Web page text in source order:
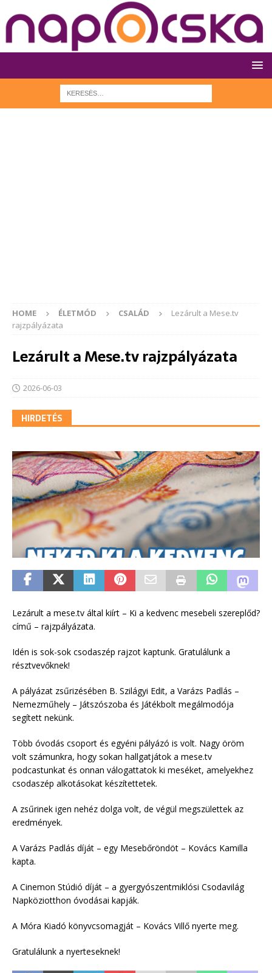
HOME ÉLETMÓD CSALÁD
Lezárult a Mese.tv
rajzpályázata
Lezárult a Mese.tv rajzpályázata
2026-06-03
HIRDETÉS
Lezárult a mese.tv által kiírt – Ki a kedvenc mesebeli szereplőd?
című – rajzpályázata.
Idén is sok-sok csodaszép rajzot kaptunk. Gratulálunk a
résztvevőknek!
A pályázat zsűrizésében B. Szilágyi Edit, a Varázs Padlás –
Nemezműhely – Játszószoba és Játékbolt megálmodója
segített nekünk.
Több óvodás csoport és egyéni pályázó is volt. Nagy öröm
volt számunkra, hogy sokan hallgatjátok a mese.tv
podcastunkat és onnan válogattatok ki meséket, amelyekhez
csodaszép alkotásokat készítettetek.
A zsűrinek igen nehéz dolga volt, de végül megszülettek az
eredmények.
A Varázs Padlás díját – egy Mesebőröndöt – Kovács Kamilla
kapta.
A Cinemon Stúdió díját – a gyergyószentmiklósi Csodavilág
Napköziotthon óvodásai kapják.
A Móra Kiadó könyvcsomagját – Kovács Villő nyerte meg.
Gratulálunk a nyerteseknek!